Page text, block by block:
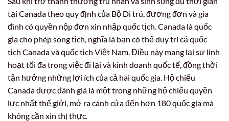
tại Canada theo quy định của Bộ Di trú, đương đơn và gia
đình có quyền nộp đơn xin nhập quốc tịch. Canada là quốc
gia cho phép song tịch, nghĩa là bạn có thể duy trì cả quốc
tịch Canada và quốc tịch Việt Nam. Điều này mang lại sự linh
hoạt tối đa trong việc đi lại và kinh doanh quốc tế, đồng thời
tận hưởng những lợi ích của cả hai quốc gia. Hộ chiếu
Canada được đánh giá là một trong những hộ chiếu quyền
lực nhất thế giới, mở ra cánh cửa đến hơn 180 quốc gia mà
không cần xin thị thực.